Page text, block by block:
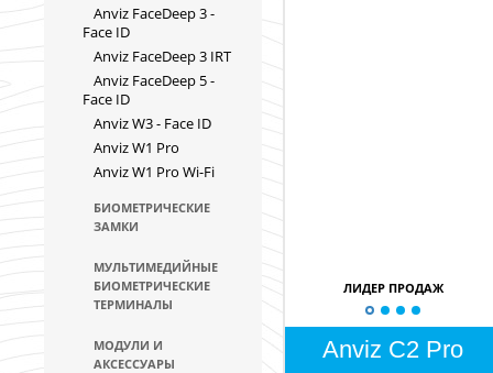
Anviz FaceDeep 3 -
Face ID
Anviz FaceDeep 3 IRT
Anviz FaceDeep 5 -
Face ID
Anviz W3 - Face ID
Anviz W1 Pro
Anviz W1 Pro Wi-Fi
БИОМЕТРИЧЕСКИЕ
ЗАМКИ
МУЛЬТИМЕДИЙНЫЕ
БИОМЕТРИЧЕСКИЕ
ТЕРМИНАЛЫ
МОДУЛИ И
АКСЕССУАРЫ
ЛИДЕР ПРОДАЖ
Anviz C2 Pro